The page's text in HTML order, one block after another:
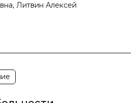
Литвин Алексей